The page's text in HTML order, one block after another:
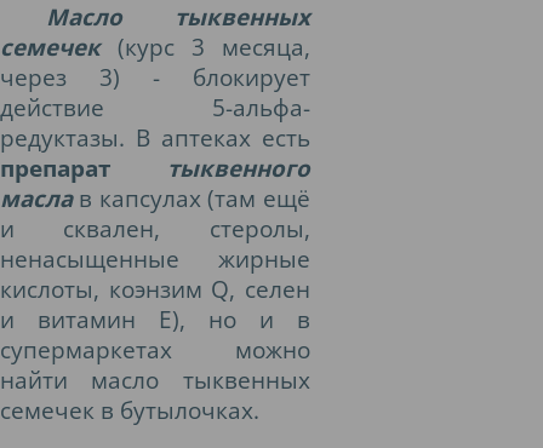
Масло тыквенных
семечек(курс 3 месяца,
через 3) - блокирует
действие 5-альфа-
редуктазы. В аптеках есть
препарат тыквенного
маслав капсулах (там ещё
и сквален, стеролы,
ненасыщенные жирные
кислоты, коэнзим Q, селен
и витамин Е), но и в
супермаркетах можно
найти масло тыквенных
семечек в бутылочках.